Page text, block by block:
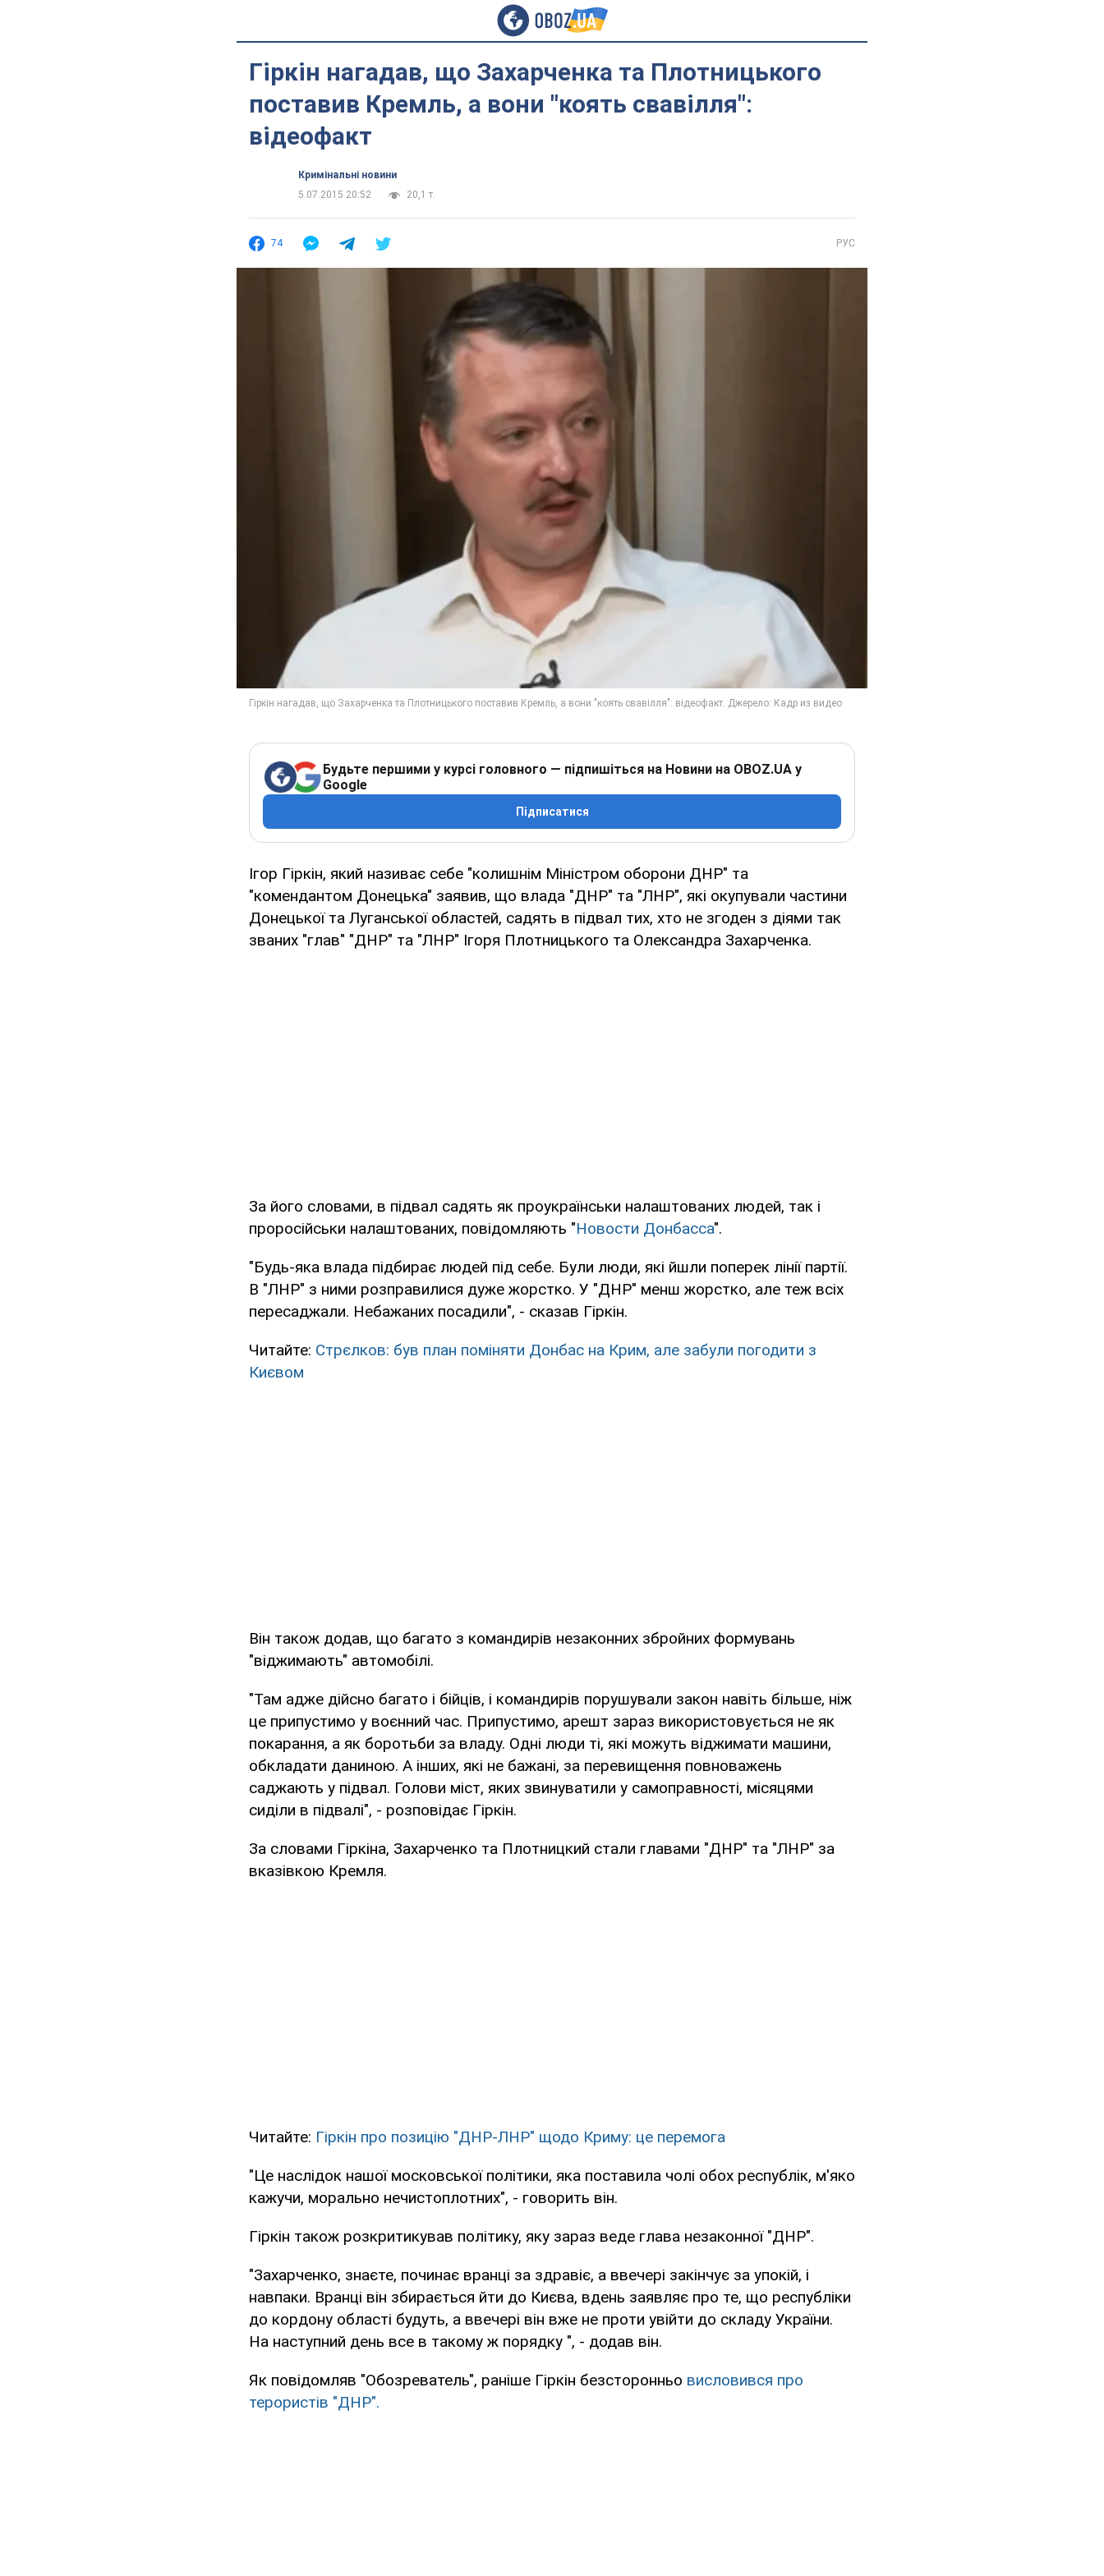
Гіркін нагадав, що Захарченка та Плотницького
поставив Кремль, а вони "коять свавілля":
відеофакт
Кримінальні новини
5.07.2015 20:52
20,1 т.
74 РУС
Будьте першими у курсі головного — підпишіться на Новини на OBOZ.UA у
Google
Підписатися
Ігор Гіркін, який називає себе "колишнім Міністром оборони ДНР" та
"комендантом Донецька" заявив, що влада "ДНР" та "ЛНР", які окупували частини
Донецької та Луганської областей, садять в підвал тих, хто не згоден з діями так
званих "глав" "ДНР" та "ЛНР" Ігоря Плотницького та Олександра Захарченка.
За його словами, в підвал садять як проукраїнськи налаштованих людей, так і
проросійськи налаштованих, повідомляють "Новости Донбасса".
"Будь-яка влада підбирає людей під себе. Були люди, які йшли поперек лінії партії.
В "ЛНР" з ними розправилися дуже жорстко. У "ДНР" менш жорстко, але теж всіх
пересаджали. Небажаних посадили", - сказав Гіркін.
Читайте: Стрєлков: був план поміняти Донбас на Крим, але забули погодити з
Києвом
Він також додав, що багато з командирів незаконних збройних формувань
"віджимають" автомобілі.
"Там адже дійсно багато і бійців, і командирів порушували закон навіть більше, ніж
це припустимо у воєнний час. Припустимо, арешт зараз використовується не як
покарання, а як боротьби за владу. Одні люди ті, які можуть віджимати машини,
обкладати даниною. А інших, які не бажані, за перевищення повноважень
саджають у підвал. Голови міст, яких звинуватили у самоправності, місяцями
сиділи в підвалі", - розповідає Гіркін.
За словами Гіркіна, Захарченко та Плотницкий стали главами "ДНР" та "ЛНР" за
вказівкою Кремля.
Читайте: Гіркін про позицію "ДНР-ЛНР" щодо Криму: це перемога
"Це наслідок нашої московської політики, яка поставила чолі обох республік, м'яко
кажучи, морально нечистоплотних", - говорить він.
Гіркін також розкритикував політику, яку зараз веде глава незаконної "ДНР".
"Захарченко, знаєте, починає вранці за здравіє, а ввечері закінчує за упокій, і
навпаки. Вранці він збирається йти до Києва, вдень заявляє про те, що республіки
до кордону області будуть, а ввечері він вже не проти увійти до складу України.
На наступний день все в такому ж порядку ", - додав він.
Як повідомляв "Обозреватель", раніше Гіркін безсторонньо висловився про
терористів "ДНР".